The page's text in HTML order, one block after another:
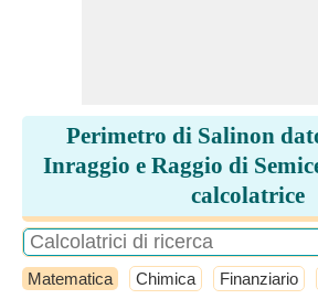
Perimetro di Salinon
Inraggio e Raggio di
calcolatrice
Matematica Chimica Finanziario